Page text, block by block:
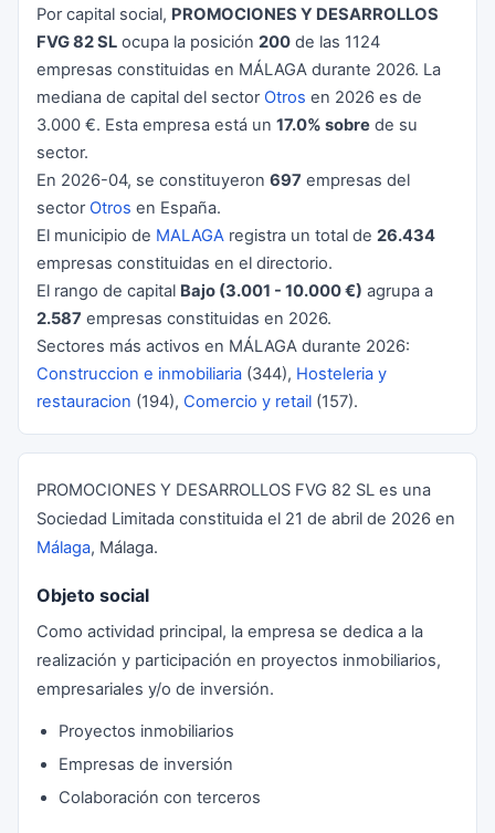
Por capital social, PROMOCIONES Y DESARROLLOS
FVG 82 SL ocupa la posición 200 de las 1124
empresas constituidas en MÁLAGA durante 2026. La
mediana de capital del sector Otros en 2026 es de
3.000 €. Esta empresa está un 17.0% sobre de su
sector.
En 2026-04, se constituyeron 697 empresas del
sector Otros en España.
El municipio de MALAGA registra un total de 26.434
empresas constituidas en el directorio.
El rango de capital Bajo (3.001 - 10.000 €) agrupa a
2.587 empresas constituidas en 2026.
Sectores más activos en MÁLAGA durante 2026:
Construccion e inmobiliaria (344), Hosteleria y
restauracion (194), Comercio y retail (157).
PROMOCIONES Y DESARROLLOS FVG 82 SL es una
Sociedad Limitada constituida el 21 de abril de 2026 en
Málaga, Málaga.
Objeto social
Como actividad principal, la empresa se dedica a la
realización y participación en proyectos inmobiliarios,
empresariales y/o de inversión.
Proyectos inmobiliarios
Empresas de inversión
Colaboración con terceros